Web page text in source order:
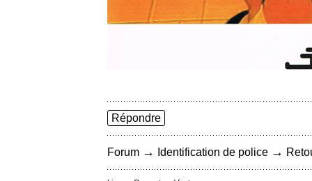
Répondre
Forum → Identification de police →